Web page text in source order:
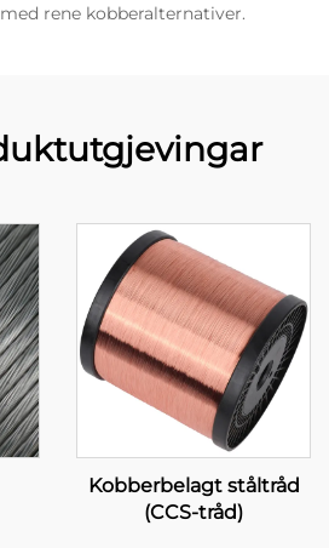
rene kobberalternativer.
Kobberbelagt ståltråd
(CCS-tråd)